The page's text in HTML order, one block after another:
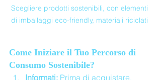
Scegliere prodotti sostenibili, con elementi
di imballaggi eco-friendly, materiali riciclati
Come Iniziare il Tuo Percorso di
Consumo Sostenibile?
Informati: Prima di acquistare,